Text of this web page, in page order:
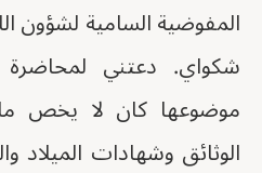
المفوضية السامية لشؤون
شكواي. دعتني لمحاضرة
موضوعها كان لا يخص
الوثائق وشهادات الميلاد